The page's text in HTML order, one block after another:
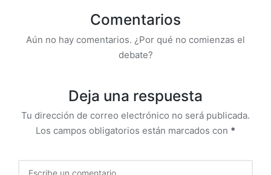
Comentarios
Aún no hay comentarios. ¿Por qué no comienzas el
debate?
Deja una respuesta
Tu dirección de correo electrónico no será publicada.
Los campos obligatorios están marcados con *